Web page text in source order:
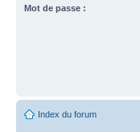
Mot de passe :
Index du forum